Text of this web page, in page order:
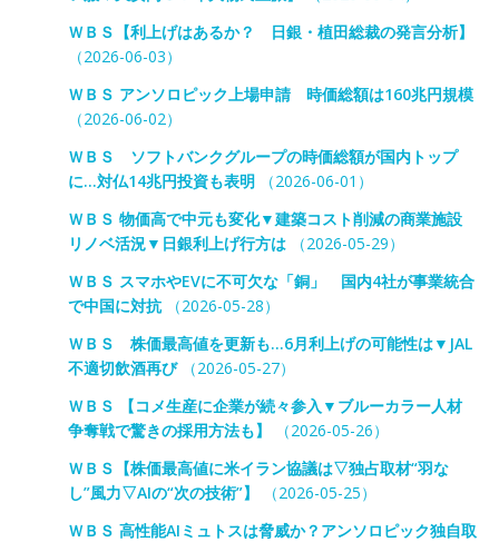
ＷＢＳ【利上げはあるか？ 日銀・植田総裁の発言分析】
（2026-06-03）
ＷＢＳ アンソロピック上場申請 時価総額は160兆円規模
（2026-06-02）
ＷＢＳ ソフトバンクグループの時価総額が国内トップ
に…対仏14兆円投資も表明（2026-06-01）
ＷＢＳ 物価高で中元も変化▼建築コスト削減の商業施設
リノベ活況▼日銀利上げ行方は（2026-05-29）
ＷＢＳ スマホやEVに不可欠な「銅」 国内4社が事業統合
で中国に対抗（2026-05-28）
ＷＢＳ 株価最高値を更新も…6月利上げの可能性は▼JAL
不適切飲酒再び（2026-05-27）
ＷＢＳ 【コメ生産に企業が続々参入▼ブルーカラー人材
争奪戦で驚きの採用方法も】
（2026-05-26）
ＷＢＳ【株価最高値に米イラン協議は▽独占取材“羽な
し”風力▽AIの“次の技術”】
（2026-05-25）
ＷＢＳ 高性能AIミュトスは脅威か？アンソロピック独自取